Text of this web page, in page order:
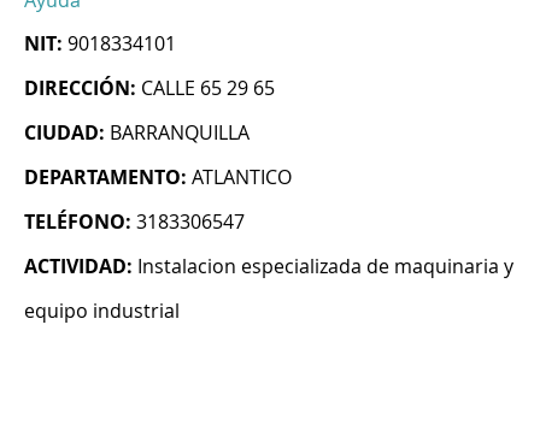
NIT: 9018334101
DIRECCIÓN: CALLE 65 29 65
CIUDAD: BARRANQUILLA
DEPARTAMENTO: ATLANTICO
TELÉFONO: 3183306547
ACTIVIDAD: Instalacion especializada de maquinaria y
equipo industrial